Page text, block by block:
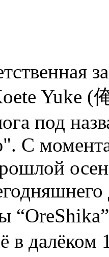
Yuke
под
С
в далёком